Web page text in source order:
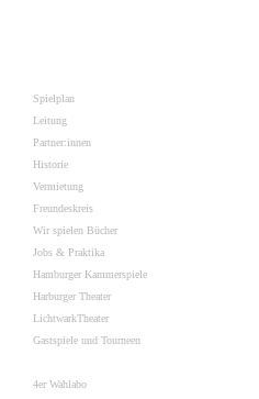
Spielplan
Leitung
Partner:innen
Historie
Vermietung
Freundeskreis
Wir spielen Bücher
Jobs & Praktika
Hamburger Kammerspiele
Harburger Theater
LichtwarkTheater
Gastspiele und Tourneen
4er Wahlabo